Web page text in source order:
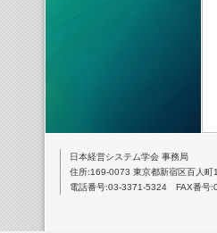
日本経営システム学会 事務局
住所:169-0073 東京都新宿区百人町
電話番号:03-3371-5324 FAX番号